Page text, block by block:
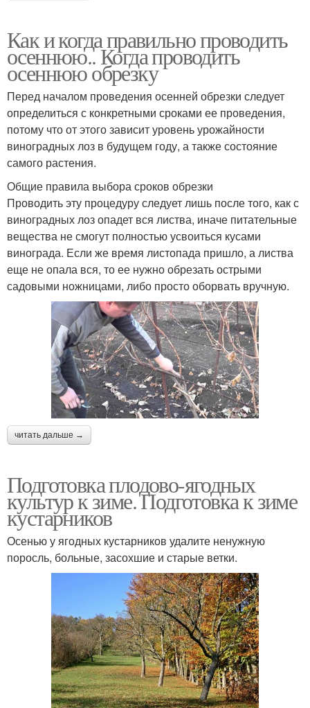
Как и когда правильно проводить
осеннюю.. Когда проводить
осеннюю обрезку
Перед началом проведения осенней обрезки следует
определиться с конкретными сроками ее проведения,
потому что от этого зависит уровень урожайности
виноградных лоз в будущем году, а также состояние
самого растения.
Общие правила выбора сроков обрезки
Проводить эту процедуру следует лишь после того, как с
виноградных лоз опадет вся листва, иначе питательные
вещества не смогут полностью усвоиться кусами
винограда. Если же время листопада пришло, а листва
еще не опала вся, то ее нужно обрезать острыми
садовыми ножницами, либо просто оборвать вручную.
читать дальше →
Подготовка плодово-ягодных
культур к зиме. Подготовка к зиме
кустарников
Осенью у ягодных кустарников удалите ненужную
поросль, больные, засохшие и старые ветки.